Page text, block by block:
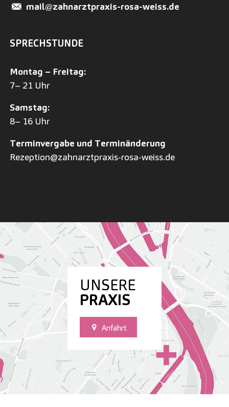
UNSERE
PRAXIS
Anfahrt
mail@zahnarztpraxis-rosa-weiss.de
SPRECHSTUNDE
Montag – Freitag:
7– 21 Uhr
Samstag:
8– 16 Uhr
Terminvergabe und Terminänderung
Rezeption@zahnarztpraxis-rosa-weiss.de